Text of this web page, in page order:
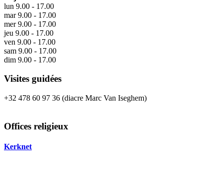
lun 9.00 - 17.00
mar9.00 - 17.00
mer9.00 - 17.00
jeu 9.00 - 17.00
ven 9.00 - 17.00
sam 9.00 - 17.00
dim 9.00 - 17.00
Visites guidées
+32 478 60 97 36 (diacre Marc Van Iseghem)
Offices religieux
Kerknet